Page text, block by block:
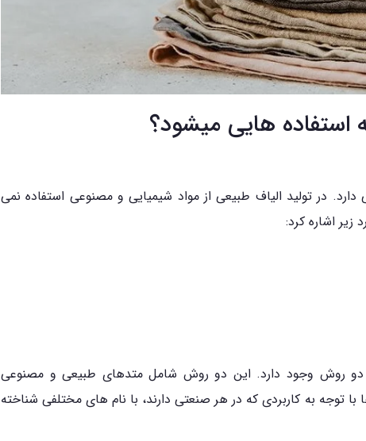
استفاده هایی میشود؟
در تولید الیاف طبیعی از مواد شیمیایی و مصنوعی استفاده نمی
زیر اشاره کرد:
روش وجود دارد. این دو روش شامل متدهای طبیعی و مصنوعی
توجه به کاربردی که در هر صنعتی دارند، با نام های مختلفی شناخته